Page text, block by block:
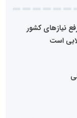
نیازهای کشور
است